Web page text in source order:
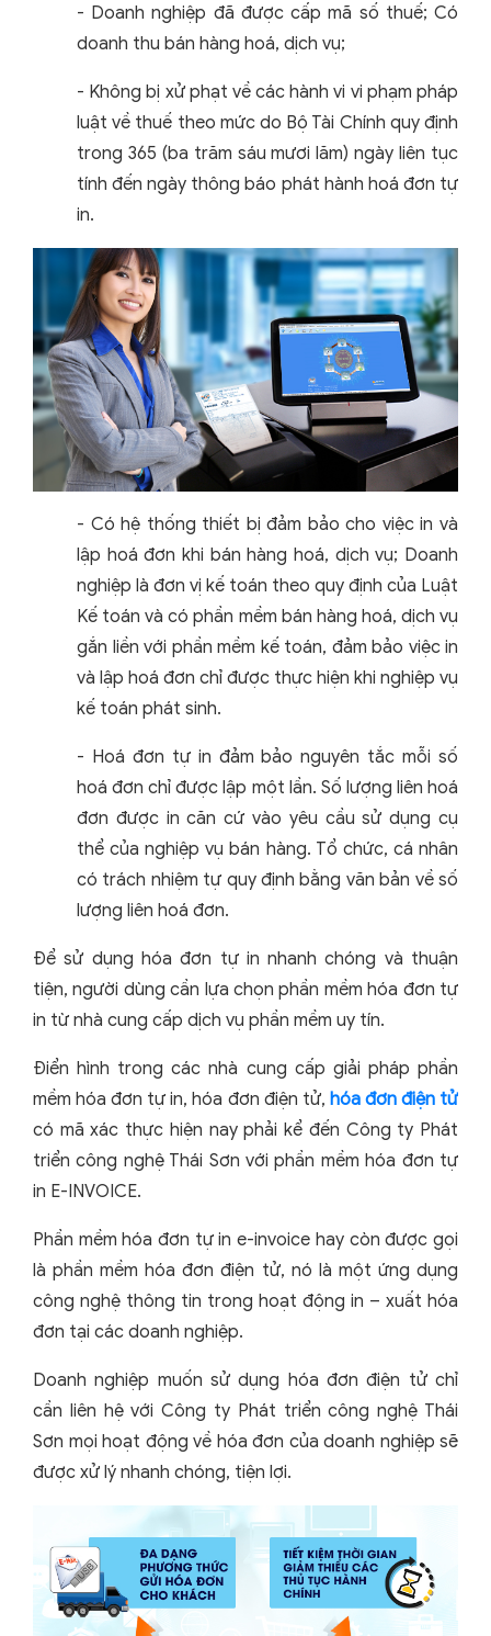
- Doanh nghiệp đã được cấp mã số thuế; Có
doanh thu bán hàng hoá, dịch vụ;
- Không bị xử phạt về các hành vi vi phạm pháp
luật về thuế theo mức do Bộ Tài Chính quy định
trong 365 (ba trăm sáu mươi lăm) ngày liên tục
tính đến ngày thông báo phát hành hoá đơn tự
in.
- Có hệ thống thiết bị đảm bảo cho việc in và
lập hoá đơn khi bán hàng hoá, dịch vụ; Doanh
nghiệp là đơn vị kế toán theo quy định của Luật
Kế toán và có phần mềm bán hàng hoá, dịch vụ
gắn liền với phần mềm kế toán, đảm bảo việc in
và lập hoá đơn chỉ được thực hiện khi nghiệp vụ
kế toán phát sinh.
- Hoá đơn tự in đảm bảo nguyên tắc mỗi số
hoá đơn chỉ được lập một lần. Số lượng liên hoá
đơn được in căn cứ vào yêu cầu sử dụng cụ
thể của nghiệp vụ bán hàng. Tổ chức, cá nhân
có trách nhiệm tự quy định bằng văn bản về số
lượng liên hoá đơn.
Để sử dụng hóa đơn tự in nhanh chóng và thuận
tiện, người dùng cần lựa chọn phần mềm hóa đơn tự
in từ nhà cung cấp dịch vụ phần mềm uy tín.
Điển hình trong các nhà cung cấp giải pháp phần
mềm hóa đơn tự in, hóa đơn điện tử, hóa đơn điện tử
có mã xác thực hiện nay phải kể đến Công ty Phát
triển công nghệ Thái Sơn với phần mềm hóa đơn tự
in E-INVOICE.
Phần mềm hóa đơn tự in e-invoice hay còn được gọi
là phần mềm hóa đơn điện tử, nó là một ứng dụng
công nghệ thông tin trong hoạt động in – xuất hóa
đơn tại các doanh nghiệp.
Doanh nghiệp muốn sử dụng hóa đơn điện tử chỉ
cần liên hệ với Công ty Phát triển công nghệ Thái
Sơn mọi hoạt động về hóa đơn của doanh nghiệp sẽ
được xử lý nhanh chóng, tiện lợi.